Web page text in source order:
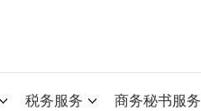
税务服务 商务秘书服务